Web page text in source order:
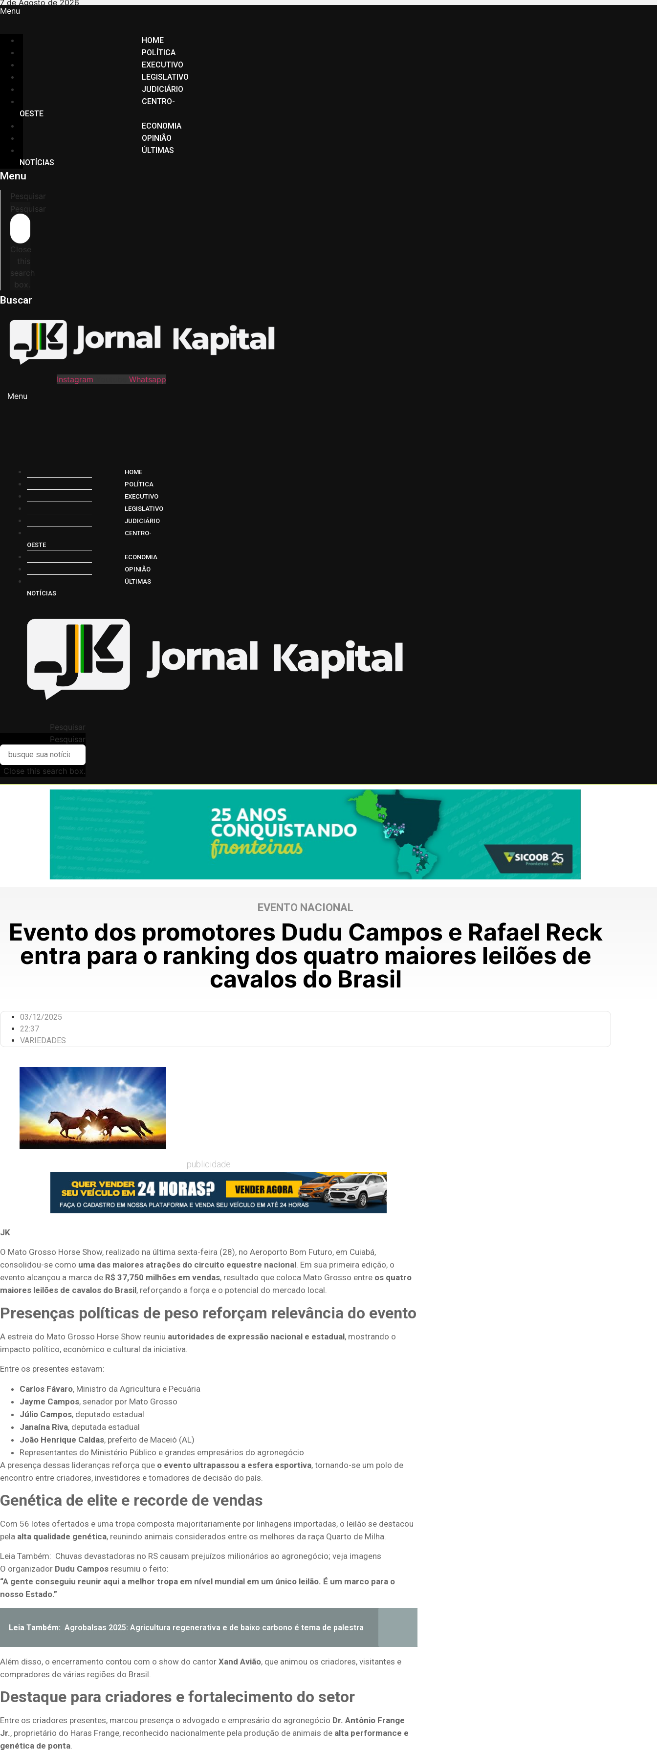
Ir
para
conteúdo
7 de Agosto de 2026
Menu
HOME
POLÍTICA
EXECUTIVO
LEGISLATIVO
JUDICIÁRIO
CENTRO-
OESTE
ECONOMIA
OPINIÃO
ÚLTIMAS
NOTÍCIAS
Menu
Pesquisar
Pesquisar
Close
this
search
box.
Buscar
Instagram
Whatsapp
Menu
HOME
POLÍTICA
EXECUTIVO
LEGISLATIVO
JUDICIÁRIO
CENTRO-
OESTE
ECONOMIA
OPINIÃO
ÚLTIMAS
NOTÍCIAS
Pesquisar
Pesquisar
Close this search box.
EVENTO NACIONAL
Evento dos promotores Dudu Campos e Rafael Reck
entra para o ranking dos quatro maiores leilões de
cavalos do Brasil
03/12/2025
22:37
VARIEDADES
publicidade
JK
O Mato Grosso Horse Show, realizado na última sexta-feira (28), no Aeroporto Bom Futuro, em Cuiabá,
consolidou-se como uma das maiores atrações do circuito equestre nacional. Em sua primeira edição, o
evento alcançou a marca de R$ 37,750 milhões em vendas, resultado que coloca Mato Grosso entre os quatro
maiores leilões de cavalos do Brasil, reforçando a força e o potencial do mercado local.
Presenças políticas de peso reforçam relevância do evento
A estreia do Mato Grosso Horse Show reuniu autoridades de expressão nacional e estadual, mostrando o
impacto político, econômico e cultural da iniciativa.
Entre os presentes estavam:
Carlos Fávaro, Ministro da Agricultura e Pecuária
Jayme Campos, senador por Mato Grosso
Júlio Campos, deputado estadual
Janaína Riva, deputada estadual
João Henrique Caldas, prefeito de Maceió (AL)
Representantes do Ministério Público e grandes empresários do agronegócio
A presença dessas lideranças reforça que o evento ultrapassou a esfera esportiva, tornando-se um polo de
encontro entre criadores, investidores e tomadores de decisão do país.
Genética de elite e recorde de vendas
Com 56 lotes ofertados e uma tropa composta majoritariamente por linhagens importadas, o leilão se destacou
pela alta qualidade genética, reunindo animais considerados entre os melhores da raça Quarto de Milha.
Leia Também: Chuvas devastadoras no RS causam prejuízos milionários ao agronegócio; veja imagens
O organizador Dudu Campos resumiu o feito:
“A gente conseguiu reunir aqui a melhor tropa em nível mundial em um único leilão. É um marco para o
nosso Estado.”
Leia Também: Agrobalsas 2025: Agricultura regenerativa e de baixo carbono é tema de palestra
Além disso, o encerramento contou com o show do cantor Xand Avião, que animou os criadores, visitantes e
compradores de várias regiões do Brasil.
Destaque para criadores e fortalecimento do setor
Entre os criadores presentes, marcou presença o advogado e empresário do agronegócio Dr. Antônio Frange
Jr., proprietário do Haras Frange, reconhecido nacionalmente pela produção de animais de alta performance e
genética de ponta.